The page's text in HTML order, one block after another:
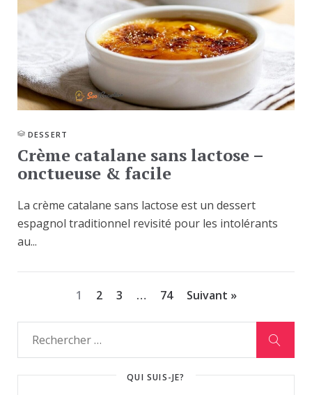
DESSERT
Crème catalane sans lactose –
onctueuse & facile
La crème catalane sans lactose est un dessert
espagnol traditionnel revisité pour les intolérants
au...
1 2 3 … 74 Suivant »
QUI SUIS-JE?